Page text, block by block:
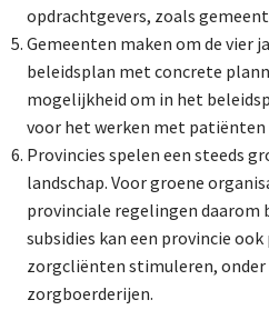
opdrachtgevers, zoals
Gemeenten maken om de vier
beleidsplan met concrete
mogelijkheid om in het
voor het werken met patiënten
Provincies spelen een steeds
landschap. Voor groene
provinciale regelingen daarom
subsidies kan een provincie
zorgcliënten stimuleren, onder
zorgboerderijen.